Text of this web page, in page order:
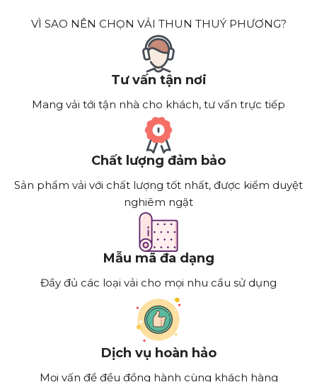
VÌ SAO NÊN CHỌN VẢI THUN THUÝ PHƯƠNG?
Tư vấn tận nơi
Mang vải tới tận nhà cho khách, tư vấn trực tiếp
Chất lượng đảm bảo
Sản phẩm vải với chất lượng tốt nhất, được kiểm duyệt
nghiêm ngặt
Mẫu mã đa dạng
Đầy đủ các loại vải cho mọi nhu cầu sử dụng
Dịch vụ hoàn hảo
Mọi vấn đề đều đồng hành cùng khách hàng